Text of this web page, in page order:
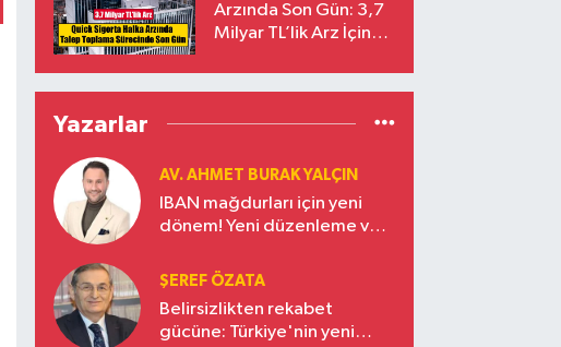
Arzında Son Gün: 3,7
Milyar TL’lik Arz İçin
Eriyor
Yazarlar
AV. AHMET BURAK YALÇIN
IBAN mağdurları için yeni
dönem! Yeni düzenleme ve
ŞEREF ÖZATA
Belirsizlikten rekabet
gücüne: Türkiye'nin yeni